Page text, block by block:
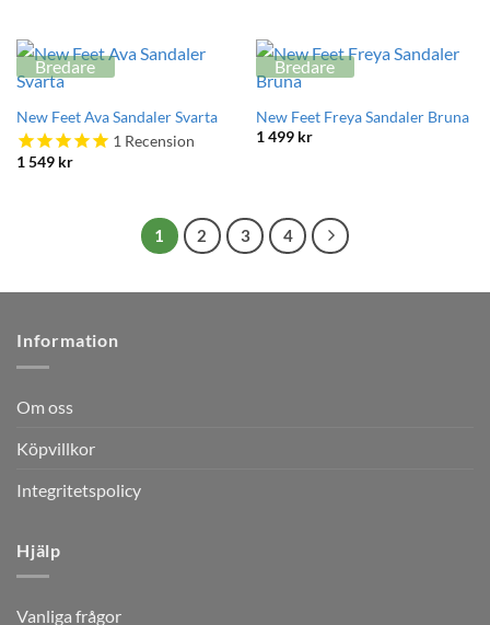
Bredare
New Feet Ava Sandaler Svarta
1 Recension
1 549 kr
Bredare
New Feet Freya Sandaler Bruna
1 499 kr
1 2 3 4
Information
Om oss
Köpvillkor
Integritetspolicy
Hjälp
Vanliga frågor